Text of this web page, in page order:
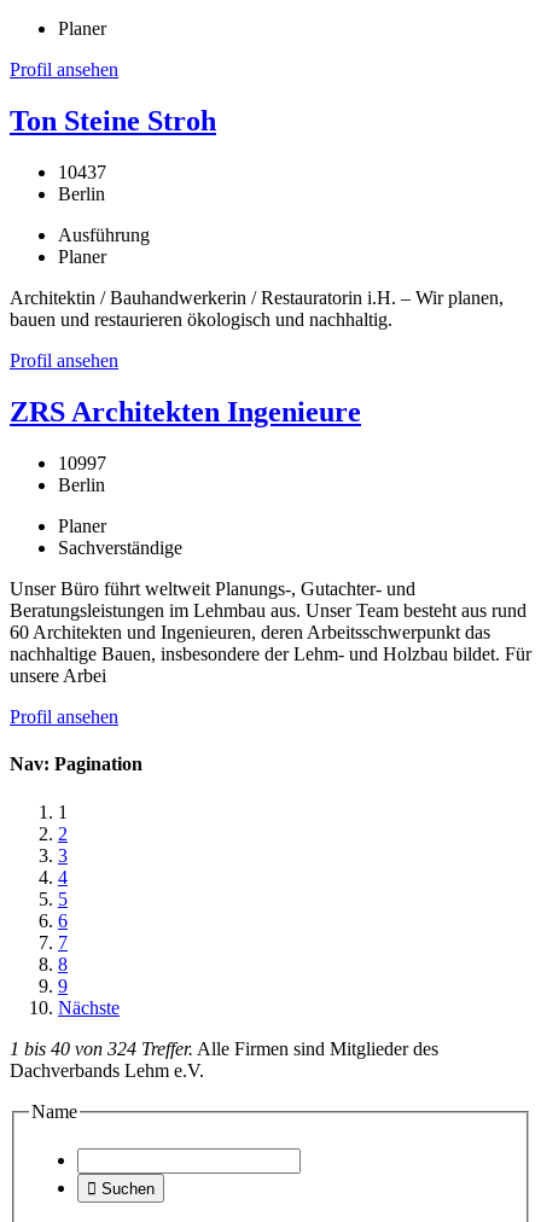
Planer
Profil ansehen
Ton Steine Stroh
10437
Berlin
Ausführung
Planer
Architektin / Bauhandwerkerin / Restauratorin i.H. – Wir planen,
bauen und restaurieren ökologisch und nachhaltig.
Profil ansehen
ZRS Architekten Ingenieure
10997
Berlin
Planer
Sachverständige
Unser Büro führt weltweit Planungs-, Gutachter- und
Beratungsleistungen im Lehmbau aus. Unser Team besteht aus rund
60 Architekten und Ingenieuren, deren Arbeitsschwerpunkt das
nachhaltige Bauen, insbesondere der Lehm- und Holzbau bildet. Für
unsere Arbei
Profil ansehen
Nav: Pagination
1
2
3
4
5
6
7
8
9
Nächste
1 bis 40 von 324 Treffer. Alle Firmen sind Mitglieder des
Dachverbands Lehm e.V.
Name
 Suchen